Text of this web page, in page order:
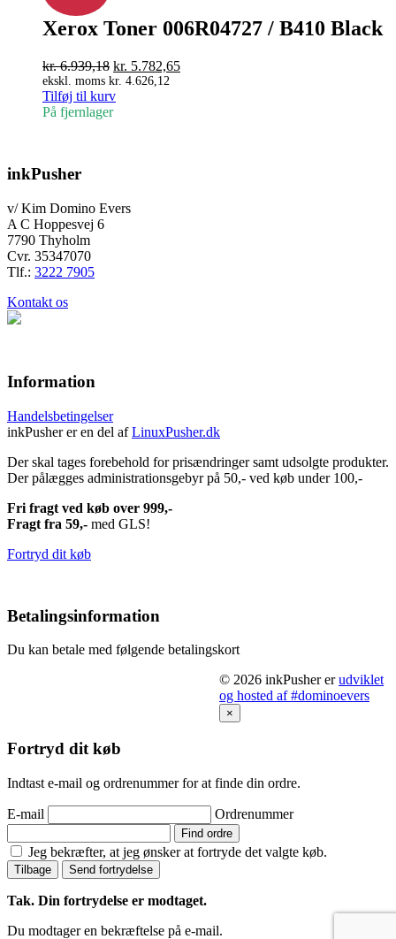
Xerox Toner 006R04727 / B410 Black
kr.6.939,18 Den
oprindelige
pris
var:
kr. 5.782,65Den
ekskl. moms kr. 4.626,12
Tilføj til kurv
På fjernlager
inkPusher
v/ Kim Domino Evers
A C Hoppesvej 6
7790 Thyholm
Cvr. 35347070
Tlf.: 3222 7905
Kontakt os
Information
Handelsbetingelser
inkPusher er en del afLinuxPusher.dk
Der skal tages forebehold for prisændringer samt udsolgte produkter.
Der pålægges administrationsgebyr på 50,- ved køb under 100,-
Fri fragt ved køb over 999,-
Fragt fra 59,- med GLS!
Fortryd dit køb
Betalingsinformation
Du kan betale med følgende betalingskort
© 2026 inkPusher erudviklet
og hosted af #dominoevers
×
Fortryd dit køb
Indtast e-mail og ordrenummer for at finde din ordre.
E-mail Ordrenummer
Find ordre
Jeg bekræfter, at jeg ønsker at fortryde det valgte køb.
Tilbage Send fortrydelse
Tak. Din fortrydelse er modtaget.
Du modtager en bekræftelse på e-mail.